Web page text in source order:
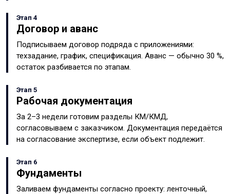
Этап 4
Договор и аванс
Подписываем договор подряда с приложениями:
техзадание, график, спецификация. Аванс — обычно 30 %,
остаток разбивается по этапам.
Этап 5
Рабочая документация
За 2–3 недели готовим разделы КМ/КМД,
согласовываем с заказчиком. Документация передаётся
на согласование экспертизе, если объект подлежит.
Этап 6
Фундаменты
Заливаем фундаменты согласно проекту: ленточный,